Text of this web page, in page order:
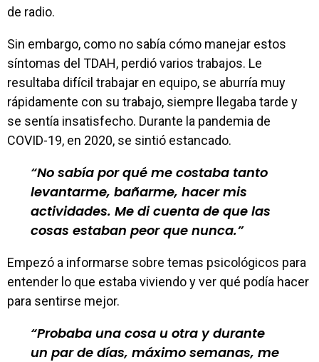
de radio.
Sin embargo, como no sabía cómo manejar estos
síntomas del TDAH, perdió varios trabajos. Le
resultaba difícil trabajar en equipo, se aburría muy
rápidamente con su trabajo, siempre llegaba tarde y
se sentía insatisfecho. Durante la pandemia de
COVID-19, en 2020, se sintió estancado.
No sabía por qué me costaba tanto
levantarme, bañarme, hacer mis
actividades. Me di cuenta de que las
cosas estaban peor que nunca.
Empezó a informarse sobre temas psicológicos para
entender lo que estaba viviendo y ver qué podía hacer
para sentirse mejor.
Probaba una cosa u otra y durante
un par de días, máximo semanas, me